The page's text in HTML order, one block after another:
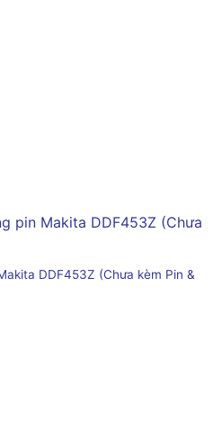
DDF453Z (Chưa kèm Pin &